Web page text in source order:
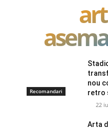
Recomandari
nou
retro
22
Arta